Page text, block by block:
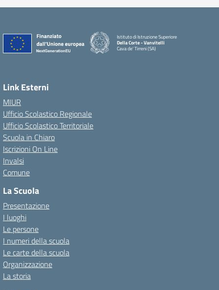
Istituto di Istruzione Superiore
Della Corte - Vanvitelli
Cava de' Tirreni (SA)
Link Esterni
MIUR
Ufficio Scolastico Regionale
Ufficio Scolastico Territoriale
Scuola in Chiaro
Iscrizioni On Line
Invalsi
Comune
La Scuola
Presentazione
I luoghi
Le persone
I numeri della scuola
Le carte della scuola
Organizzazione
La storia